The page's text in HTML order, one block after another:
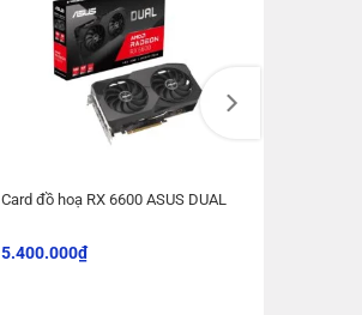
Card đồ hoạ RX 6600 ASUS DUAL
5.400.000₫